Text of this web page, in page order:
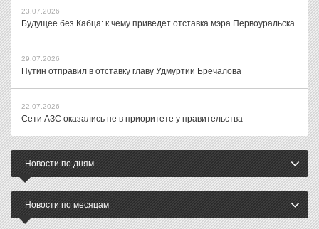
23.07.2026
Будущее без Кабца: к чему приведет отставка мэра Первоуральска
29.07.2026
Путин отправил в отставку главу Удмуртии Бречалова
22.07.2026
Сети АЗС оказались не в приоритете у правительства
Новости по дням
Новости по месяцам